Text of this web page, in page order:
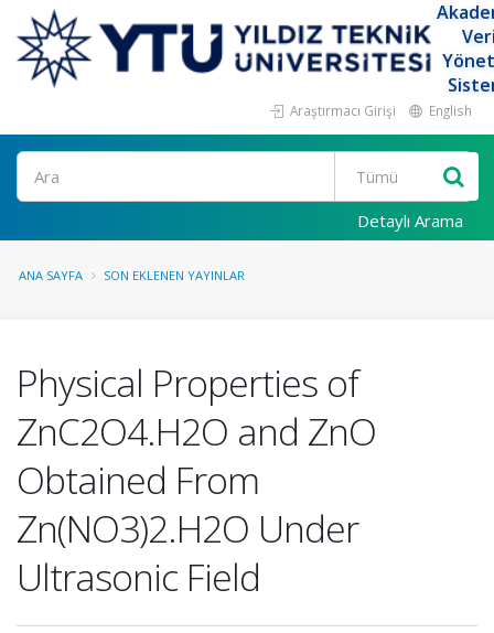
Araştırmacı Girişi English
Ara
Detaylı Arama
ANA SAYFA SON EKLENEN YAYINLAR
Physical Properties of
ZnC2O4.H2O and ZnO
Obtained From
Zn(NO3)2.H2O Under
Ultrasonic Field